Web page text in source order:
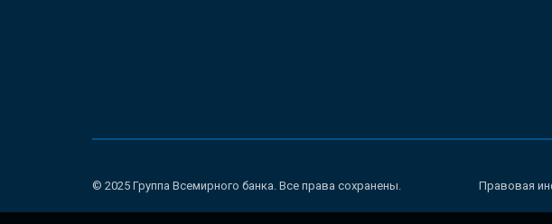
© 2025 Группа Всемирного банка. Все права сохранены. Правовая